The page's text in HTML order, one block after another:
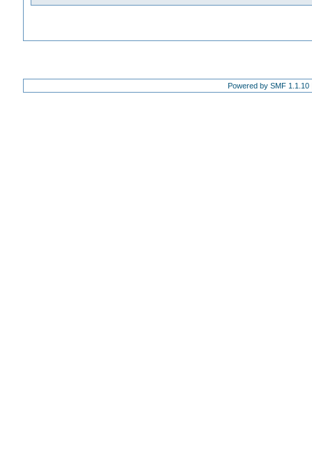
Powered by SMF 1.1.10